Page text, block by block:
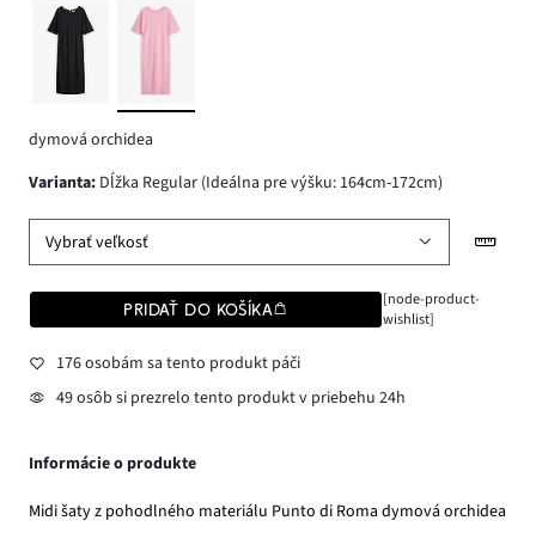
dymová orchidea
varianta: Dĺžka Regular (Ideálna pre výšku: 164cm-172cm)
Vybrať veľkosť
PRIDAŤ DO KOŠÍKA
[node-product-
wishlist]
176 osobám sa tento produkt páči
49 osôb si prezrelo tento produkt v priebehu 24h
Informácie o produkte
Midi šaty z pohodlného materiálu Punto di Roma dymová orchidea